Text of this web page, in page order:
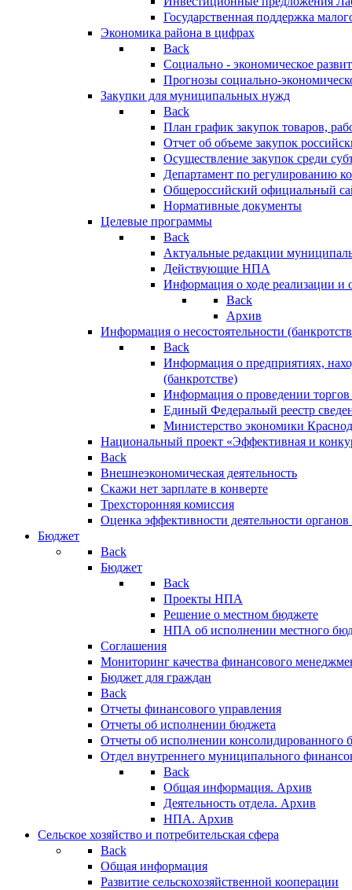
Государственная поддержка
Экономика района в цифрах
Back
Социально - экономическое
Прогнозы социально-
Закупки для муниципальных нужд
Back
План график закупок товаров,
Отчет об объеме закупок
Осуществление закупок среди
Департамент по регулированию
Общероссийский официальный
Нормативные документы
Целевые программы
Back
Актуальные редакции
Действующие НПА
Информация о ходе реализации
Back
Архив
Информация о несостоятельности
Back
Информация о предприятиях,
(банкротстве)
Информация о проведении
Единый Федеральый реестр
Министерство экономики
Национальный проект «Эффективная и
Back
Внешнеэкономическая деятельность
Скажи нет зарплате в конверте
Трехсторонняя комиссия
Оценка эффективности деятельности
Бюджет
Back
Бюджет
Back
Проекты НПА
Решение о местном бюджете
НПА об исполнении местного
Соглашения
Мониторинг качества финансового
Бюджет для граждан
Back
Отчеты финансового управления
Отчеты об исполнении бюджета
Отчеты об исполнении консолидированного
Отдел внутреннего муниципального
Back
Общая информация. Архив
Деятельность отдела. Архив
НПА. Архив
Сельское хозяйство и потребительская сфера
Back
Общая информация
Развитие сельскохозяйственной кооперации